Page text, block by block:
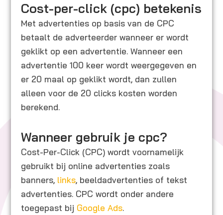
Cost-per-click (cpc) betekenis
Met advertenties op basis van de CPC
betaalt de adverteerder wanneer er wordt
geklikt op een advertentie. Wanneer een
advertentie 100 keer wordt weergegeven en
er 20 maal op geklikt wordt, dan zullen
alleen voor de 20 clicks kosten worden
berekend.
Wanneer gebruik je cpc?
Cost-Per-Click (CPC) wordt voornamelijk
gebruikt bij online advertenties zoals
banners, links, beeldadvertenties of tekst
advertenties. CPC wordt onder andere
toegepast bij Google Ads.